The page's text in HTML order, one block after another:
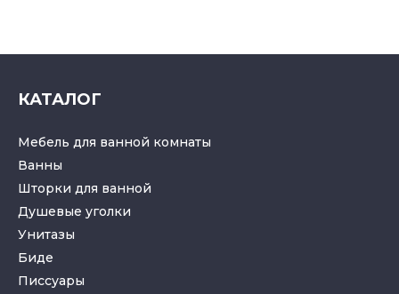
КАТАЛОГ
Мебель для ванной комнаты
Ванны
Шторки для ванной
Душевые уголки
Унитазы
Биде
Писсуары